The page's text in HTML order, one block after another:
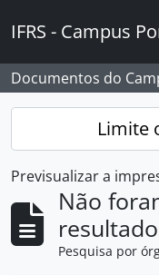
IFRS - Campus
Documentos do
Limite
Previsualizar a
Não
Pesquisa por